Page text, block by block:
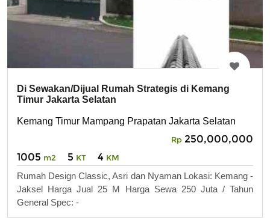
Di Sewakan/Dijual Rumah Strategis di Kemang
Timur Jakarta Selatan
Kemang Timur Mampang Prapatan Jakarta Selatan
Rp 250,000,000
1005 m2 5 KT 4 KM
Rumah Design Classic, Asri dan Nyaman Lokasi: Kemang -
Jaksel Harga Jual 25 M Harga Sewa 250 Juta / Tahun
General Spec: -